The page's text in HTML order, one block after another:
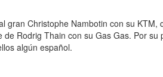
gran Christophe Nambotin con su
Rodrig Thain con su Gas Gas. Por
algún español.